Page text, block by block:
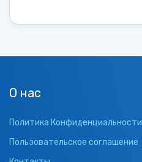
О нас
Политика Конфиденциальности
Пользовательское соглашение